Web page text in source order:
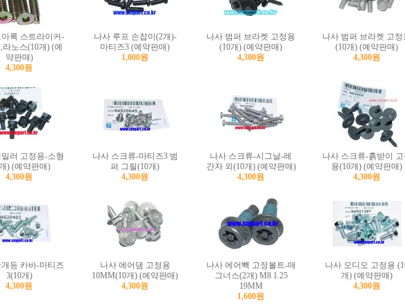
록 스트라이커-
라노스(10개) (예
약판매)
4,300원
나사 루프 손잡이(2개)-
마티즈3 (예약판매)
1,000원
나사 범퍼 브라켓 고정용
(10개) (예약판매)
4,300원
나사 범퍼 브라켓 고정
(10개) (예약판매)
4,300원
러 고정용-소형
) (예약판매)
4,300원
나사 스크류-마티즈3 범
퍼 그릴(10개)
4,300원
나사 스크류-시그날-레
간자 외(10개) (예약판매)
4,300원
나사 스크류-흙받이 고
용(10개) (예약판매)
4,300원
등 카바-마티즈
3(10개)
4,300원
나사 에어댐 고정용
10MM(10개) (예약판매)
4,300원
나사 에어빽 고정볼트-매
그너스(2개) M8 1.25
19MM
1,600원
나사 오디오 고정용
개) (예약판매)
4,300원